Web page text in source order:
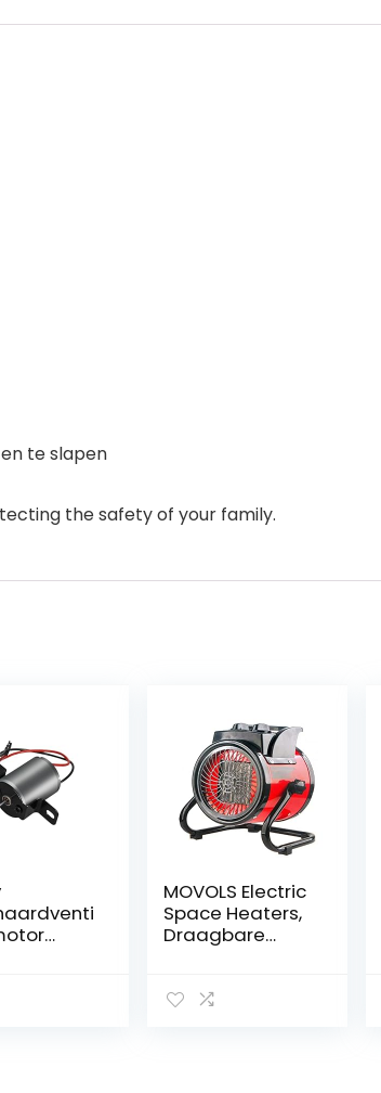
te slapen
the safety of your family.
MOVOLS Electric
Space Heaters,
Draagbare
Warmer